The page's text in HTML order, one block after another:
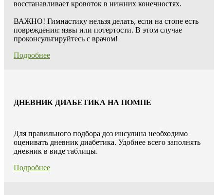
восстанавливает кровоток в нижних конечностях.
ВАЖНО! Гимнастику нельзя делать, если на стопе есть
повреждения: язвы или потертости. В этом случае
проконсультируйтесь с врачом!
Подробнее
ДНЕВНИК ДИАБЕТИКА НА ПОМПЕ
Для правильного подбора доз инсулина необходимо
оценивать дневник диабетика. Удобнее всего заполнять
дневник в виде таблицы.
Подробнее